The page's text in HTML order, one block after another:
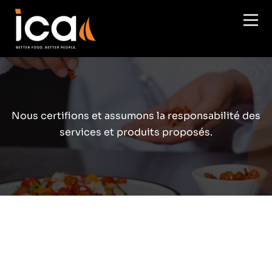
Aller au contenu principal
Nous certifions et assumons la responsabilité des
services et produits proposés.